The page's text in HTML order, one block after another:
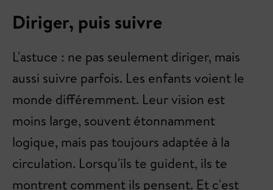
Diriger, puis suivre
L'astuce : ne pas seulement diriger, mais
aussi suivre parfois. Les enfants voient le
monde différemment. Leur vision est
moins large, souvent étonnamment
logique, mais pas toujours adaptée à la
circulation. Lorsqu'ils te guident, ils te
montrent comment ils pensent. Et c'est